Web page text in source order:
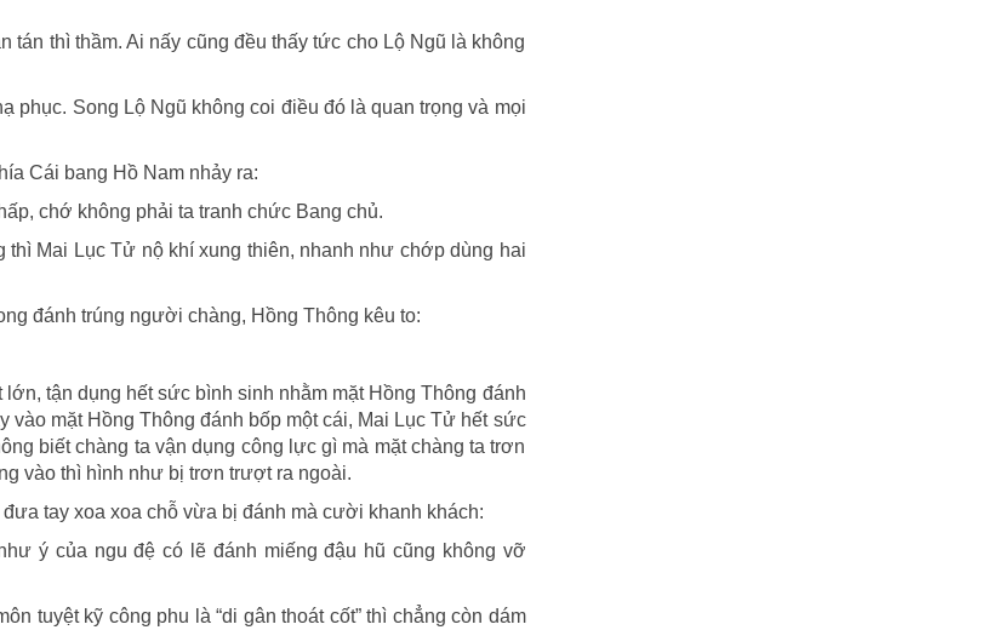
thì thầm. Ai nấy cũng đều thấy tức cho Lộ Ngũ là không
phục. Song Lộ Ngũ không coi điều đó là quan trọng và mọi
Cái bang Hồ Nam nhảy ra:
chớ không phải ta tranh chức Bang chủ.
Mai Lục Tử nộ khí xung thiên, nhanh như chớp dùng hai
đánh trúng người chàng, Hồng Thông kêu to:
tận dụng hết sức bình sinh nhằm mặt Hồng Thông đánh
mặt Hồng Thông đánh bốp một cái, Mai Lục Tử hết sức
biết chàng ta vận dụng công lực gì mà mặt chàng ta trơn
vào thì hình như bị trơn trượt ra ngoài.
tay xoa xoa chỗ vừa bị đánh mà cười khanh khách:
ý của ngu đệ có lẽ đánh miếng đậu hũ cũng không vỡ
tuyệt kỹ công phu là “di gân thoát cốt” thì chẳng còn dám